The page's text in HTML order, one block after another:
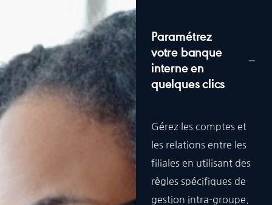
Paramétrez
votre banque
interne en
quelques clics
Gérez les comptes et
les relations entre les
filiales en utilisant des
règles spécifiques de
gestion intra-groupe.